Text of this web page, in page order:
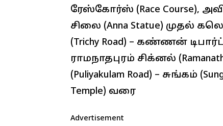
ரேஸ்கோர்ஸ் (Race Course),
சிலை (Anna Statue) முதல்
(Trichy Road) – கண்ணன்
ராமநாதபுரம் சிக்னல்
(Puliyakulam Road) – சுங்கம்
Temple) வரை
Advertisement